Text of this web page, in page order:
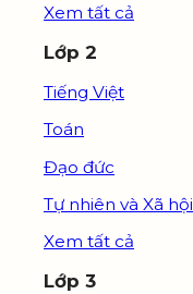
Xem tất cả
Lớp 2
Tiếng Việt
Toán
Đạo đức
Tự nhiên và Xã hội
Xem tất cả
Lớp 3